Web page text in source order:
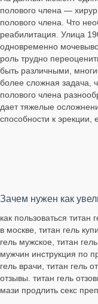
полового члена —
полового члена. Что
реабилитация. Улица
одновременно
роль трудно
быть различными,
более сложная задача,
полового члена
дает тяжелые
способности к эрекции,
Зачем нужен как
как пользоваться титан
в москве, титан гель
гель мужское, титан
мужчин инструкция по
гель врачи, титан гель
отзывы. титан гель
мази продлить секс